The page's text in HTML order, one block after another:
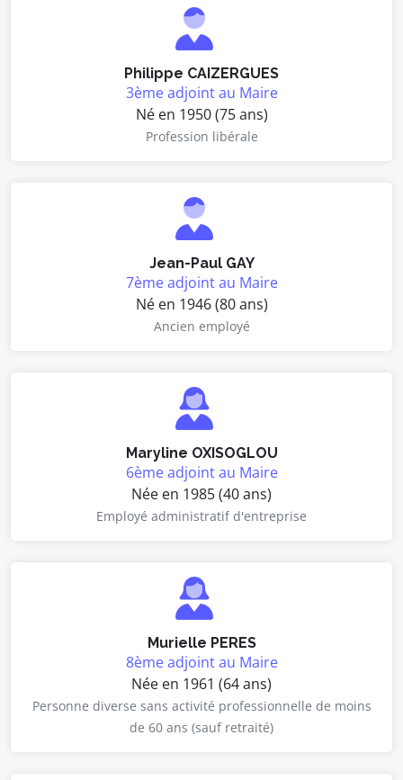
Philippe CAIZERGUES
3ème adjoint au Maire
Né en 1950 (75 ans)
Profession libérale
Jean-Paul GAY
7ème adjoint au Maire
Né en 1946 (80 ans)
Ancien employé
Maryline OXISOGLOU
6ème adjoint au Maire
Née en 1985 (40 ans)
Employé administratif d'entreprise
Murielle PERES
8ème adjoint au Maire
Née en 1961 (64 ans)
Personne diverse sans activité professionnelle de moins
de 60 ans (sauf retraité)